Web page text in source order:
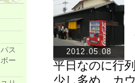
2012.05.08
平日なのに行
少し多め。カ
ス
ー